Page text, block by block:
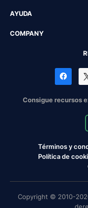
AYUDA
COMPANY
Consigue recursos
Términos y
Política de
Copyright © 2010-